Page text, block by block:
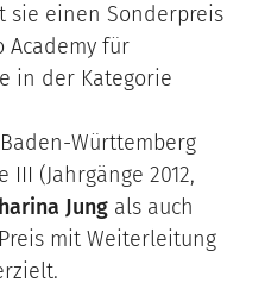
sie einen Sonderpreis
Academy für
in der Kategorie
Württemberg
(Jahrgänge 2012,
Jung als auch
mit Weiterleitung